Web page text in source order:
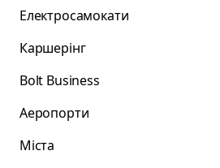
Електросамокати
Каршерінг
Bolt Business
Аеропорти
Міста